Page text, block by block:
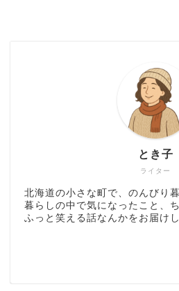
ライター
とき子
北海道の小さな町で、のんびり
暮らしの中で気になったこと、
ふっと笑える話なんかをお届け